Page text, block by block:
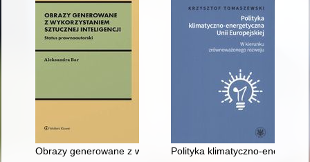
Obrazy generowane z wykorzystaniem sztucznej inteligencji :
Polityka klimatyczno-